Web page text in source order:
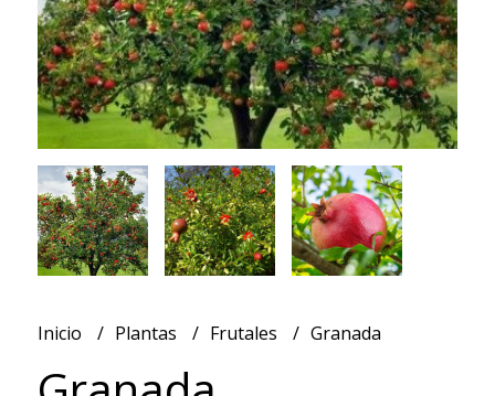
Inicio Plantas Frutales Granada